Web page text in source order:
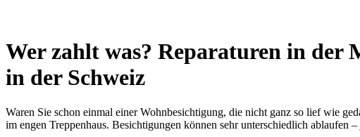
Wer zahlt was? Reparaturen in
in der Schweiz
Waren Sie schon einmal einer Wohnbesichtigung, die nicht ganz so lief wie
im engen Treppenhaus. Besichtigungen können sehr unterschiedlich ablaufen